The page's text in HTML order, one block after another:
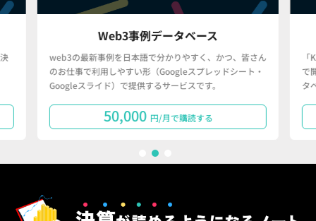
Web3事例データベース
web3の最新事例を日本語で分かりやすく、かつ、皆さん
のお仕事で利用しやすい形（Googleスプレッドシート・
Googleスライド）で提供するサービスです。
50,000 円/月で購読する
で
タ